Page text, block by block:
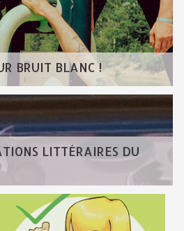
BRUIT BLANC !
LITTÉRAIRES DU